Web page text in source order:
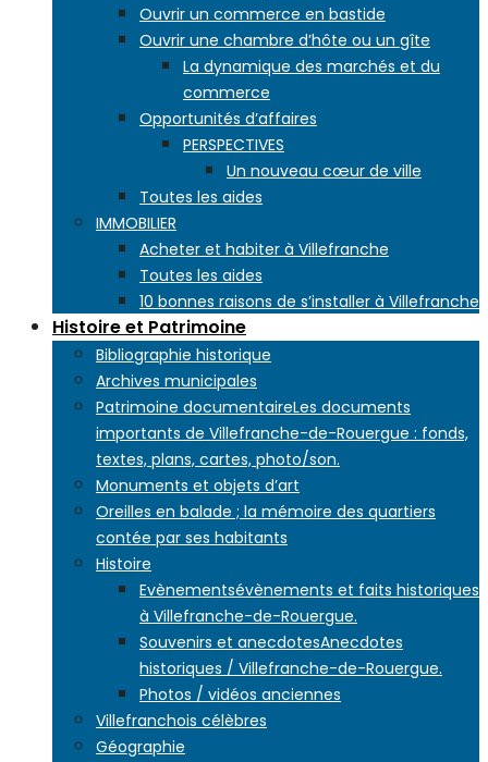
Ouvrir un commerce en bastide
Ouvrir une chambre d’hôte ou un gîte
La dynamique des marchés et du
commerce
Opportunités d’affaires
PERSPECTIVES
Un nouveau cœur de ville
Toutes les aides
IMMOBILIER
Acheter et habiter à Villefranche
Toutes les aides
10 bonnes raisons de s’installer à Villefranche
Histoire et Patrimoine
Bibliographie historique
Archives municipales
Patrimoine documentaireLes documents
importants de Villefranche-de-Rouergue : fonds,
textes, plans, cartes, photo/son.
Monuments et objets d’art
Oreilles en balade ; la mémoire des quartiers
contée par ses habitants
Histoire
Evènementsévènements et faits historiques
à Villefranche-de-Rouergue.
Souvenirs et anecdotesAnecdotes
historiques / Villefranche-de-Rouergue.
Photos / vidéos anciennes
Villefranchois célèbres
Géographie